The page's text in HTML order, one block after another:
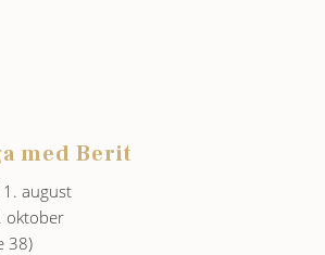
med Berit
august
oktober
38)